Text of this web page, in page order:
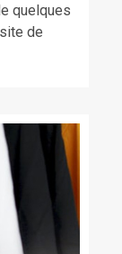
quelques
de